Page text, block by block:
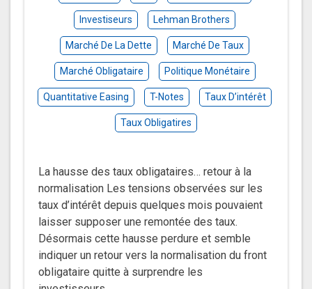
Investiseurs Lehman Brothers
Marché De La Dette Marché De Taux
Marché Obligataire Politique Monétaire
Quantitative Easing T-Notes Taux D’intérêt
Taux Obligatires
La hausse des taux obligataires… retour à la
normalisation Les tensions observées sur les
taux d’intérêt depuis quelques mois pouvaient
laisser supposer une remontée des taux.
Désormais cette hausse perdure et semble
indiquer un retour vers la normalisation du front
obligataire quitte à surprendre les